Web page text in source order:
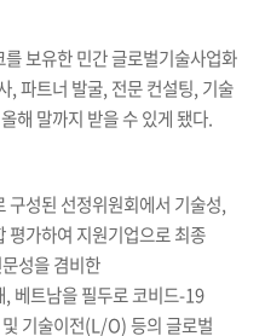
보유한 민간 글로벌기술사업화
,파트너 발굴, 전문 컨설팅, 기술
해 말까지 받을 수 있게 됐다.
구성된 선정위원회에서 기술성,
평가하여 지원기업으로 최종
성을 겸비한
, 베트남을 필두로 코비드-19
기술이전(L/O)등의 글로벌